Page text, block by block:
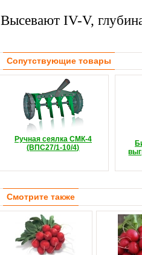
Высевают IV-V,
Сопутствующие товары
Ручная сеялка СМК-4
(ВПС27/1-10/4)
Смотрите также